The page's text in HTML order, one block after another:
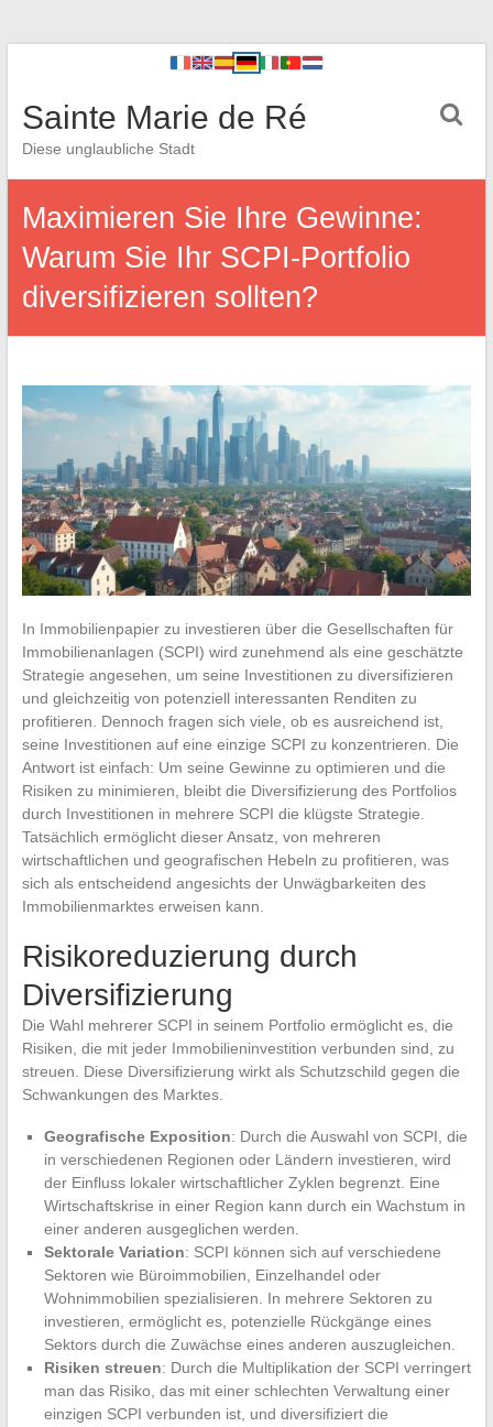
Sainte Marie de Ré
Diese unglaubliche Stadt
Maximieren Sie Ihre Gewinne:
Warum Sie Ihr SCPI-Portfolio
diversifizieren sollten?
In Immobilienpapier zu investieren über die Gesellschaften für
Immobilienanlagen (SCPI) wird zunehmend als eine geschätzte
Strategie angesehen, um seine Investitionen zu diversifizieren
und gleichzeitig von potenziell interessanten Renditen zu
profitieren. Dennoch fragen sich viele, ob es ausreichend ist,
seine Investitionen auf eine einzige SCPI zu konzentrieren. Die
Antwort ist einfach: Um seine Gewinne zu optimieren und die
Risiken zu minimieren, bleibt die Diversifizierung des Portfolios
durch Investitionen in mehrere SCPI die klügste Strategie.
Tatsächlich ermöglicht dieser Ansatz, von mehreren
wirtschaftlichen und geografischen Hebeln zu profitieren, was
sich als entscheidend angesichts der Unwägbarkeiten des
Immobilienmarktes erweisen kann.
Risikoreduzierung durch
Diversifizierung
Die Wahl mehrerer SCPI in seinem Portfolio ermöglicht es, die
Risiken, die mit jeder Immobilieninvestition verbunden sind, zu
streuen. Diese Diversifizierung wirkt als Schutzschild gegen die
Schwankungen des Marktes.
Geografische Exposition: Durch die Auswahl von SCPI, die
in verschiedenen Regionen oder Ländern investieren, wird
der Einfluss lokaler wirtschaftlicher Zyklen begrenzt. Eine
Wirtschaftskrise in einer Region kann durch ein Wachstum in
einer anderen ausgeglichen werden.
Sektorale Variation: SCPI können sich auf verschiedene
Sektoren wie Büroimmobilien, Einzelhandel oder
Wohnimmobilien spezialisieren. In mehrere Sektoren zu
investieren, ermöglicht es, potenzielle Rückgänge eines
Sektors durch die Zuwächse eines anderen auszugleichen.
Risiken streuen: Durch die Multiplikation der SCPI verringert
man das Risiko, das mit einer schlechten Verwaltung einer
einzigen SCPI verbunden ist, und diversifiziert die